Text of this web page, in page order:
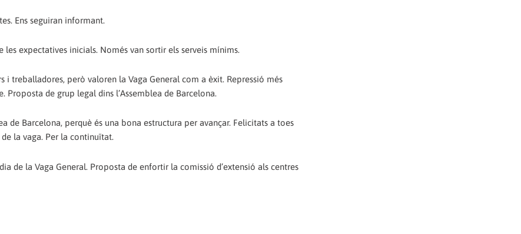
Ens seguiran informant.
expectatives inicials. Només van sortir els serveis mínims.
treballadores, però valoren la Vaga General com a èxit. Repressió més
de grup legal dins l’Assemblea de Barcelona.
de Barcelona, perquè és una bona estructura per avançar. Felicitats a toes
la vaga. Per la continuïtat.
de la Vaga General. Proposta de enfortir la comissió d’extensió als centres